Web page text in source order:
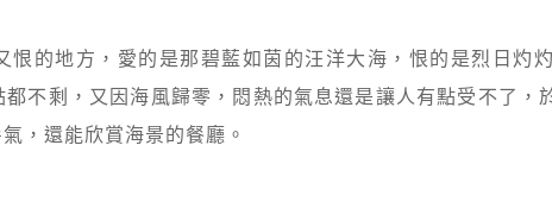
恨的地方，愛的是那碧藍如茵的汪洋大海，恨的是烈日灼
不剩，又因海風歸零，悶熱的氣息還是讓人有點受不了，
，還能欣賞海景的餐廳。